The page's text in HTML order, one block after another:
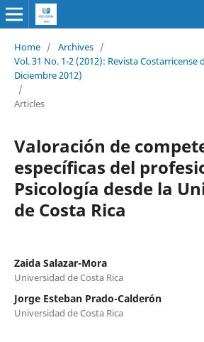
Home / Archives /
Vol. 31 No. 1-2 (2012): Revista Costarricense
Diciembre 2012)
/
Articles
Valoración de
específicas del
Psicología desde la
de Costa Rica
Zaida Salazar-Mora
Universidad de Costa Rica
Jorge Esteban Prado-Calderón
Universidad de Costa Rica